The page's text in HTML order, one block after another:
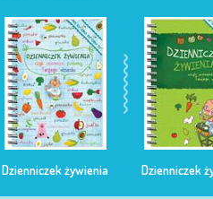
Dzienniczek żywienia Dzienniczek